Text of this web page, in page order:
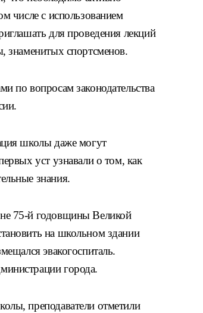
числе с использованием
для проведения лекций
знаменитых спортсменов.
по вопросам законодательства
школы даже могут
уст узнавали о том, как
знания.
75-й годовщины Великой
на школьном здании
эвакогоспиталь.
города.
преподаватели отметили